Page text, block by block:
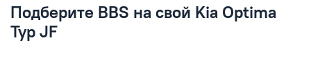
Подберите BBS на свой Kia Optima
Typ JF